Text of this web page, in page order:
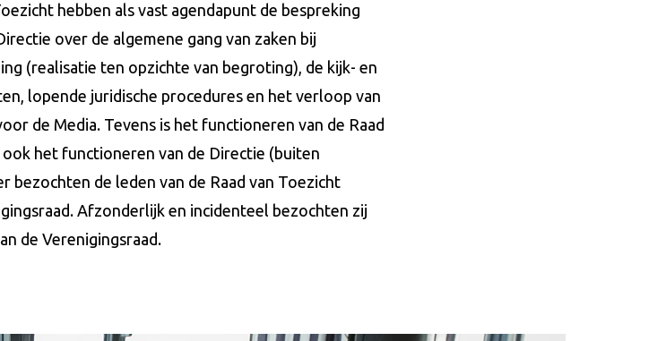
hebben als vast agendapunt de bespreking
over de algemene gang van zaken bij
(realisatie ten opzichte van begroting), de kijk- en
lopende juridische procedures en het verloop van
de Media. Tevens is het functioneren van de Raad
het functioneren van de Directie (buiten
bezochten de leden van de Raad van Toezicht
Afzonderlijk en incidenteel bezochten zij
de Verenigingsraad.